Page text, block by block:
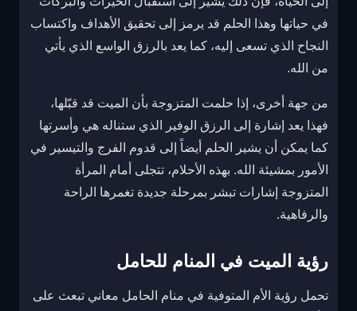
في حياتها وهذا الحلم قد يرمز إلى تحقيق الأهداف واكتساب
النجاح الذي تسعى إليه، كما يعد بالرزق الواسع الذي يأتي
من الله.
من جهة أخرى، إذا حلمت المتزوجة بأن الميت قد قبّلها،
فهذا يعد إشارة إلى الرزق الوفير الذي ستناله هي وأسرتها
كما يمكن أن يشير الحلم أيضاً إلى قدوم الفرج والتيسير في
الأمور بمشيئة الله. بهذه الأحلام، تتجلى أمام المرأة
المتزوجة إشارات تبشر بمرحلة جديدة تغمرها الراحة
والرفاهية.
رؤية الميت في المنام للحامل
تحمل رؤية الأم المتوفية في منام الحامل معاني تبعث على